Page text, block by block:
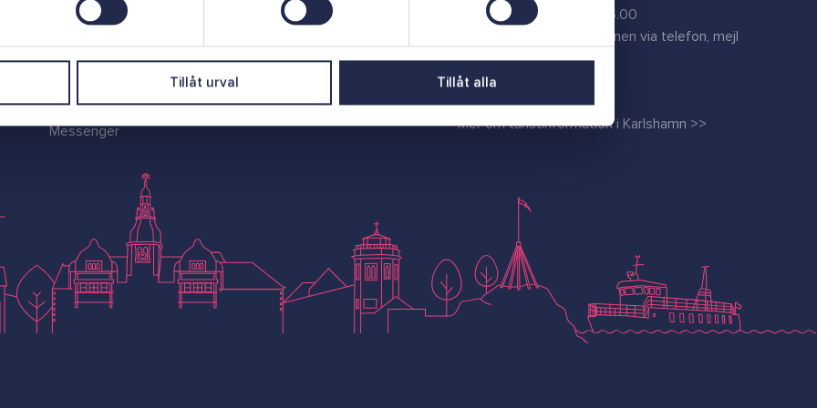
Tillåt urval Tillåt alla
0454-812 03
E-post
Chatt
Messenger
Måndag-fredag 09.00-15.00
Kontakta turistinformationen via telefon, mejl
eller Messenger
Mer information
Mer om turistinformation i Karlshamn >>